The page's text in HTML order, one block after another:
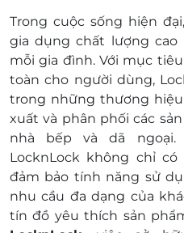
mất hoặc ở trạng thái
do gì.
LifeLink sẽ không chịu
lượng sản phẩm
cũng như đối với các
khách hàng và nhà
LifeLink có quyền sửa
khoản và điều kiện
báo trước.
Hotline hỗ trợ: 1900
Lưu ý: E-Gift không
Trong cuộc sống hiện
gia dụng chất lượng
mỗi gia đình. Với mục
toàn cho người dùng,
trong những thương
xuất và phân phối các
nhà bếp và dã ngoại.
LocknLock không chỉ
đảm bảo tính năng sử
nhu cầu đa dạng của
tín đồ yêu thích sản